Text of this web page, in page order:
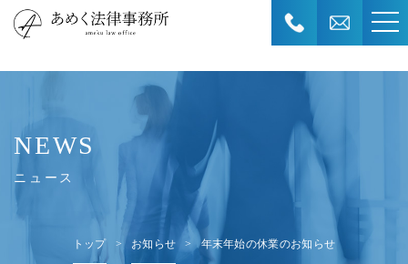
NEWS
ニュース
トップ お知らせ 年末年始の休業のお知らせ